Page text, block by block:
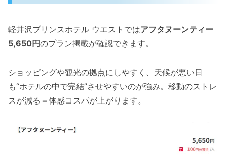
軽井沢プリンスホテル ウエストではアフタヌーンティー
5,650円のプラン掲載が確認できます。
ショッピングや観光の拠点にしやすく、天候が悪い日
も“ホテルの中で完結”させやすいのが強み。移動のストレ
スが減る＝体感コスパが上がります。